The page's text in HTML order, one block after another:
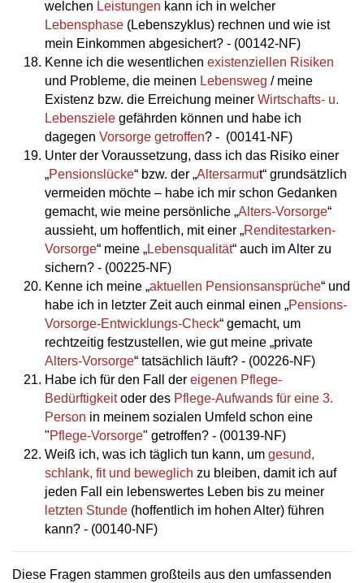
welchen Leistungen kann ich in welcher
Lebensphase (Lebenszyklus) rechnen und wie ist
mein Einkommen abgesichert? - (00142-NF)
Kenne ich die wesentlichen existenziellen Risiken
und Probleme, die meinen Lebensweg / meine
Existenz bzw. die Erreichung meiner Wirtschafts- u.
Lebensziele gefährden können und habe ich
dagegen Vorsorge getroffen? - (00141-NF)
Unter der Voraussetzung, dass ich das Risiko einer
„Pensionslücke“ bzw. der „Altersarmut“ grundsätzlich
vermeiden möchte – habe ich mir schon Gedanken
gemacht, wie meine persönliche „Alters-Vorsorge“
aussieht, um hoffentlich, mit einer „Renditestarken-
Vorsorge“ meine „Lebensqualität“ auch im Alter zu
sichern? - (00225-NF)
Kenne ich meine „aktuellen Pensionsansprüche“ und
habe ich in letzter Zeit auch einmal einen „Pensions-
Vorsorge-Entwicklungs-Check“ gemacht, um
rechtzeitig festzustellen, wie gut meine „private
Alters-Vorsorge“ tatsächlich läuft? - (00226-NF)
Habe ich für den Fall der eigenen Pflege-
Bedürftigkeitoder des Pflege-Aufwands für eine 3.
Person in meinem sozialen Umfeld schon eine
"Pflege-Vorsorge" getroffen? - (00139-NF)
Weiß ich, was ich täglich tun kann, um gesund,
schlank, fit und beweglich zu bleiben, damit ich auf
jeden Fall ein lebenswertes Leben bis zu meiner
letzten Stunde (hoffentlich im hohen Alter) führen
kann? - (00140-NF)
Diese Fragen stammen großteils aus den umfassenden